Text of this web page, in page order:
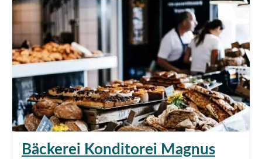
Bäckerei Konditorei Magnus